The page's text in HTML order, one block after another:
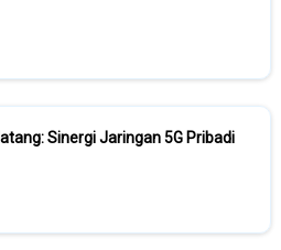
Sinergi Jaringan 5G Pribadi